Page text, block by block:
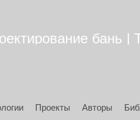
бань |
Проекты Авторы